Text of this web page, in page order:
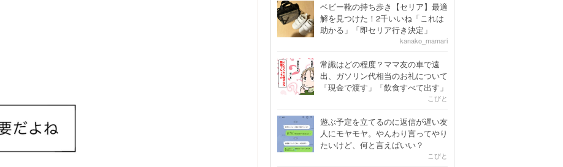
ベビー靴の持ち歩き【セリア】最適
解を見つけた！2千いいね「これは
助かる」「即セリア行き決定」
kanako_mamari
常識はどの程度？ママ友の車で遠
出、ガソリン代相当のお礼について
「現金で渡す」「飲食すべて出す」
こびと
遊ぶ予定を立てるのに返信が遅い友
人にモヤモヤ。やんわり言ってやり
たいけど、何と言えばいい？
こびと